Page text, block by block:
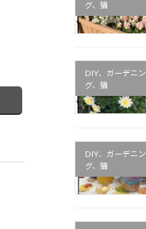
グ、猫
DIY、ガーデニン
グ、猫
DIY、ガーデニン
グ、猫